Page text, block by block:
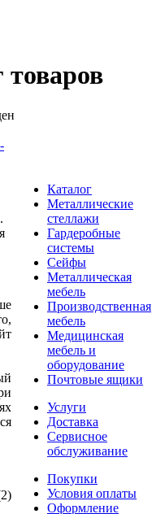
товаров
Каталог
Металлические
стеллажи
Гардеробные
системы
Сейфы
Металлическая
мебель
Производственная
мебель
Медицинская
мебель и
оборудование
Почтовые ящики
Услуги
Доставка
Сервисное
обслуживание
Покупки
Условия оплаты
Оформление